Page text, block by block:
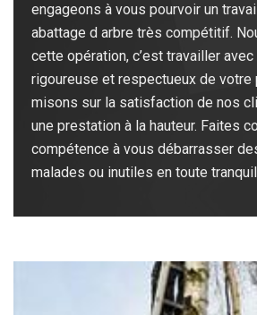
engageons à vous pourvoir un
abattage d arbre très compétitif.
cette opération, c’est travailler
rigoureuse et respectueux de votre
misons sur la satisfaction de nos
une prestation à la hauteur. Faites
compétence à vous débarrasser
malades ou inutiles en toute